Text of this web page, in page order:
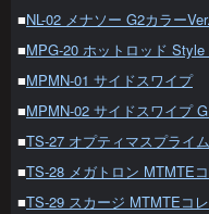
■NL-02 メナソー G2カラーVer.
■MPG-20 ホットロッド Style
■MPMN-01 サイドスワイプ
■MPMN-02 サイドスワイプ
■TS-27 オプティマスプライ
■TS-28 メガトロン MTMTE
■TS-29 スカージ MTMTEコ